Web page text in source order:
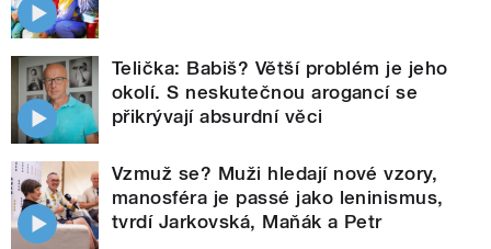
Telička: Babiš? Větší problém je jeho
okolí. S neskutečnou arogancí se
přikrývají absurdní věci
Vzmuž se? Muži hledají nové vzory,
manosféra je passé jako leninismus,
tvrdí Jarkovská, Maňák a Petr